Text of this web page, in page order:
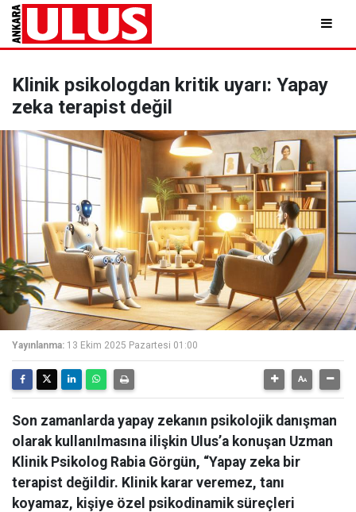
Klinik psikologdan kritik uyarı: Yapay
zeka terapist değil
Yayınlanma: 13 Ekim 2025 Pazartesi 01:00
Son zamanlarda yapay zekanın psikolojik danışman
olarak kullanılmasına ilişkin Ulus’a konuşan Uzman
Klinik Psikolog Rabia Görgün, “Yapay zeka bir
terapist değildir. Klinik karar veremez, tanı
koyamaz, kişiye özel psikodinamik süreçleri